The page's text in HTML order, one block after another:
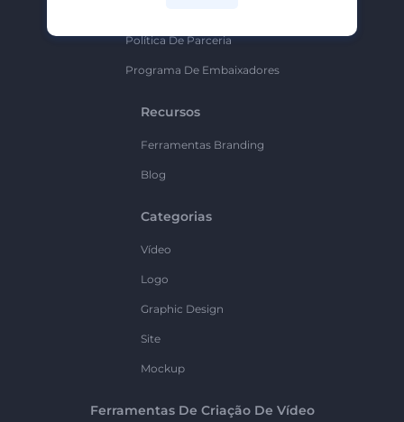
Política De Parceria
Programa De Embaixadores
Recursos
Ferramentas Branding
Blog
Categorias
Vídeo
Logo
Graphic Design
Site
Mockup
Ferramentas De Criação De Vídeo